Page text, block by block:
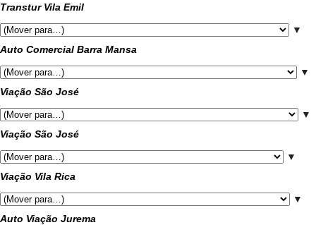
Transtur Vila Emil
▼
Auto Comercial Barra Mansa
▼
Viação São José
▼
Viação São José
▼
Viação Vila Rica
▼
Auto Viação Jurema